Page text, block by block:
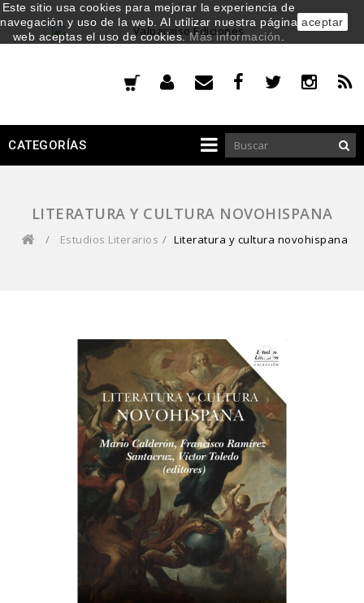
CATEGORÍAS
LITERATURA Y CULTURA NOVOHISPANA
/ Estudios Literarios / Literatura y cultura novohispana
Este sitio usa cookies para mejorar la experiencia de
navegación y uso de la web. Al utilizar nuestra página
web aceptas el uso de cookies.Más información
aceptar